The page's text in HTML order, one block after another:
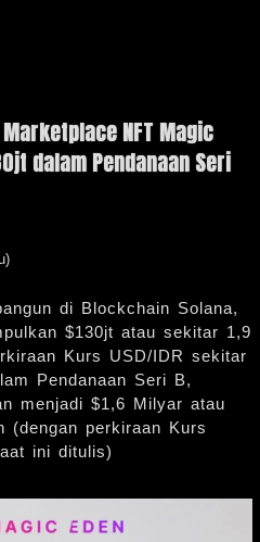
NFT Magic
dalam Pendanaan Seri
)
di Blockchain Solana,
$130jt atau sekitar 1,9
Kurs USD/IDR sekitar
Pendanaan Seri B,
menjadi $1,6 Milyar atau
(dengan perkiraan Kurs
ini ditulis)